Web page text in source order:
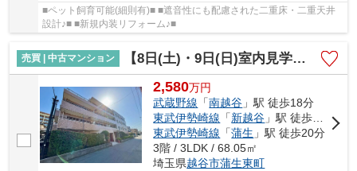
■ペット飼育可能(細則有)■ ■遮音性にも配慮された二重床・二重天井
設計♪■ ■新規内装リフォーム♪■
売買 | 中古マンション 【8日(土)・9日(日)室内見学可能】コンフォート南越谷
2,580万円
武蔵野線 「南越谷 」駅 徒歩18分
東武伊勢崎線 「新越谷 」駅 徒歩18分
東武伊勢崎線 「蒲生 」駅 徒歩20分
3階 / 3LDK / 68.05㎡
埼玉県越谷市蒲生東町